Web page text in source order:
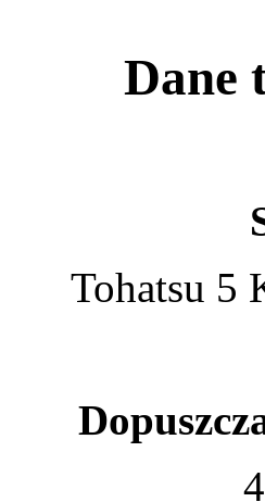
Dane
Tohatsu 5